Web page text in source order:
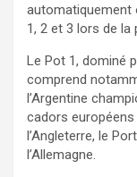
automatiquement
1, 2 et 3 lors de la
Le Pot 1, dominé
comprend
l’Argentine
cadors européens
l’Angleterre, le
l’Allemagne.